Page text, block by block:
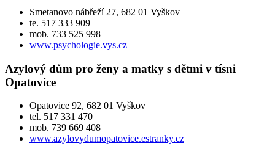
Smetanovo nábřeží 27, 682 01 Vyškov
te. 517 333 909
mob. 733 525 998
www.psychologie.vys.cz
Azylový dům pro ženy a matky s dětmi v tísni
Opatovice
Opatovice 92, 682 01 Vyškov
tel. 517 331 470
mob. 739 669 408
www.azylovydumopatovice.estranky.cz